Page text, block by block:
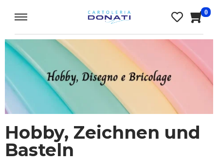
0
Hobby, Zeichnen und
Basteln